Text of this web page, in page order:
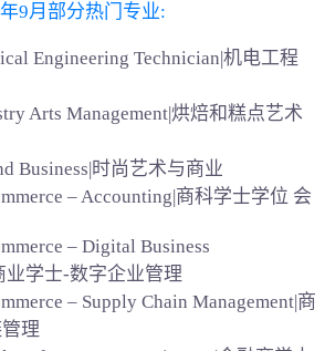
9月部分热门专业:
Engineering Technician|机电工程
Arts Management|烘焙和糕点艺术
Business|时尚艺术与商业
– Accounting|商科学士学位 会
– Digital Business
业学士-数字企业管理
– Supply Chain Management|商
理